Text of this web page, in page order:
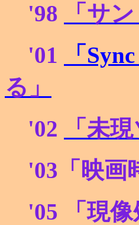
'98
「サ
'01
「
る」
'02
「未
'03 「映
'05
「現